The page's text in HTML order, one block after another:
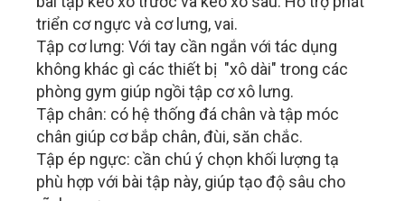
triển cơ ngực và cơ lưng, vai.
Tập cơ lưng: Với tay cần ngắn với tác dụng
không khác gì các thiết bị "xô dài" trong các
phòng gym giúp ngồi tập cơ xô lưng.
Tập chân: có hệ thống đá chân và tập móc
chân giúp cơ bắp chân, đùi, săn chắc.
Tập ép ngực: cần chú ý chọn khối lượng tạ
phù hợp với bài tập này, giúp tạo độ sâu cho